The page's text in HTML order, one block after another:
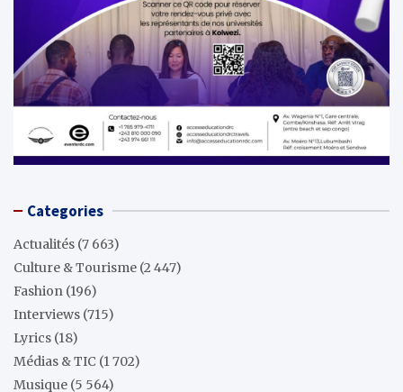
Categories
Actualités (7 663)
Culture & Tourisme (2 447)
Fashion (196)
Interviews (715)
Lyrics (18)
Médias & TIC (1 702)
Musique (5 564)